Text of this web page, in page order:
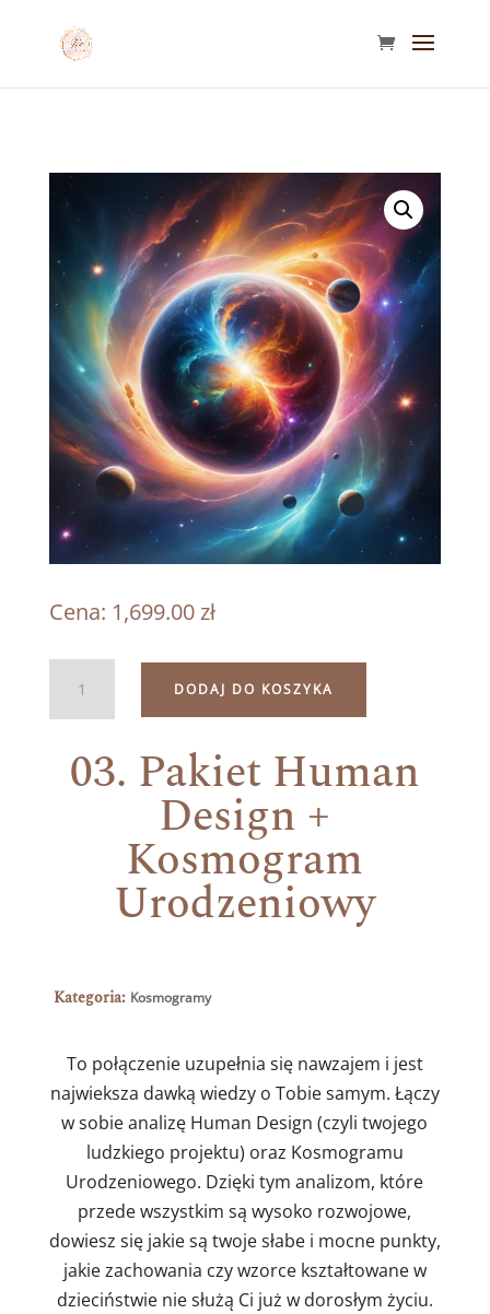
Cena: 1,699.00zł
Human
Design
Kosmogram
Urodzeniowy
DODAJ DO KOSZYKA
03. Pakiet Human
Design +
Kosmogram
Urodzeniowy
Kategoria: Kosmogramy
To połączenie uzupełnia się nawzajem i jest
najwieksza dawką wiedzy o Tobie samym. Łączy
w sobie analizę Human Design (czyli twojego
ludzkiego projektu) oraz Kosmogramu
Urodzeniowego. Dzięki tym analizom, które
przede wszystkim są wysoko rozwojowe,
dowiesz się jakie są twoje słabe i mocne punkty,
jakie zachowania czy wzorce kształtowane w
dzieciństwie nie służą Ci już w dorosłym życiu.